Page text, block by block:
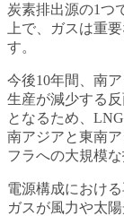
炭素排出源の1つ
上で、ガスは重
す。
今後10年間、南
生産が減少する
となるため、
南アジアと東南
フラへの大規模
電源構成におけ
ガスが風力や太